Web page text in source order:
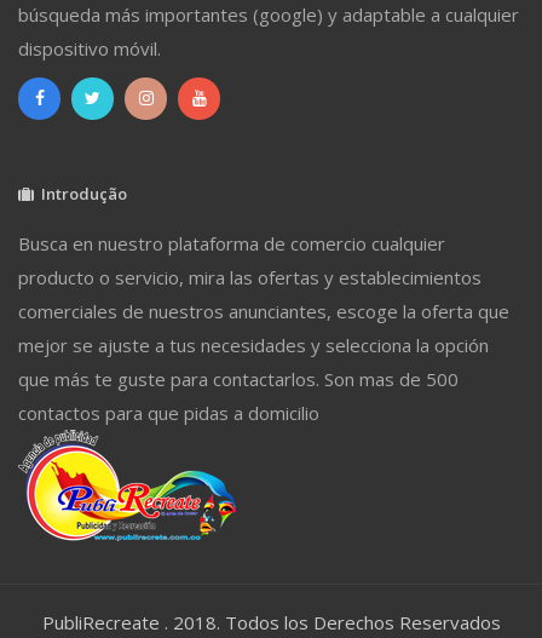
búsqueda más importantes (google) y adaptable a cualquier
dispositivo móvil.
Introdução
Busca en nuestro plataforma de comercio cualquier
producto o servicio, mira las ofertas y establecimientos
comerciales de nuestros anunciantes, escoge la oferta que
mejor se ajuste a tus necesidades y selecciona la opción
que más te guste para contactarlos. Son mas de 500
contactos para que pidas a domicilio
PubliRecreate . 2018. Todos los Derechos Reservados